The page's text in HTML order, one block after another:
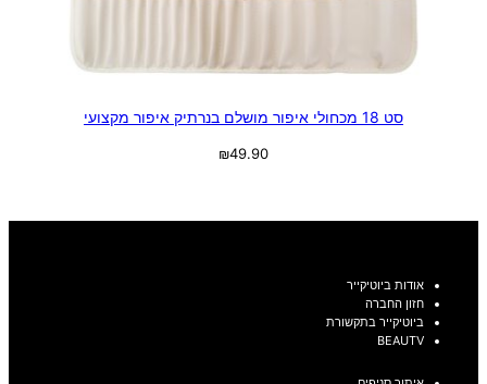
סט 18 מכחולי איפור מושלם בנרתיק איפור מקצועי
₪49.90
אודות ביוטיקייר
חזון החברה
ביוטיקייר בתקשורת
BEAUTV